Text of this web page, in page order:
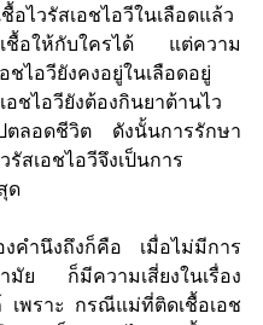
ชื้อไวรัสเอชไอวีในเลือดแล้ว
เชื้อให้กับใครได้ แต่ความ
อชไอวียังคงอยู่ในเลือดอยู่
อชไอวียังต้องกินยาต้านไว
ปตลอดชีวิต ดังนั้นการรักษา
รัสเอชไอวีจึงเป็นการ
ด
งคำนึงถึงก็คือ เมื่อไม่มีการ
มัย ก็มีความเสี่ยงในเรื่อง
เพราะ กรณีแม่ที่ติดเชื้อเอช